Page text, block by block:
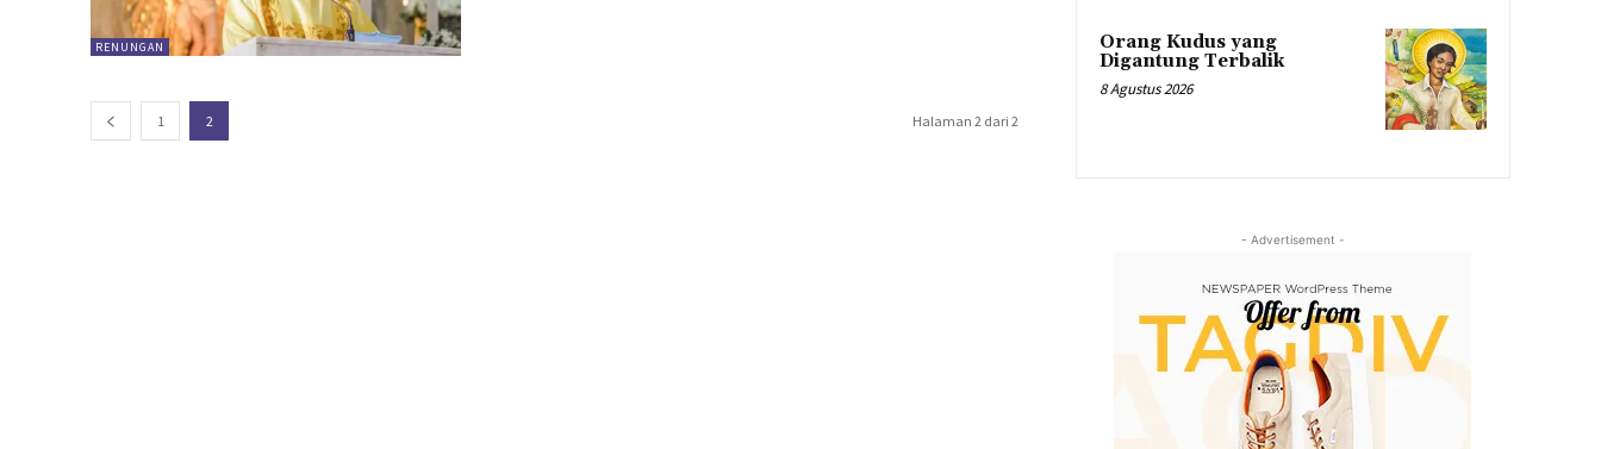
RENUNGAN
1 2 Halaman 2 dari 2
Orang Kudus yang
Digantung Terbalik
8 Agustus 2026
- Advertisement -